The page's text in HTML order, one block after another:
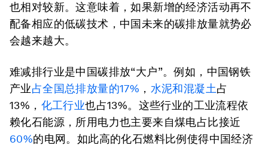
也相对较新。这意味着，如果新增的经济活动再不
配备相应的低碳技术，中国未来的碳排放量就势必
会越来越大。
难减排行业是中国碳排放“大户”。例如，中国钢铁
产业占全国总排放量的17% ， 水泥和混凝土占
13%， 化工行业也占13%。这些行业的工业流程依
赖化石能源，所用电力也主要来自煤电占比接近
60%的电网。如此高的化石燃料比例使得中国经济